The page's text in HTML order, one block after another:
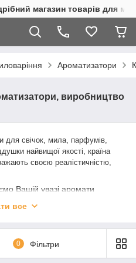
магазин товарів для
Ароматизатори
виробництво
для свічок, мила, парфумів,
найвищої якості, країна
своєю реалістичністю,
Вашій увазі аромати
роботи, бомбочек для
все
0 Фільтри